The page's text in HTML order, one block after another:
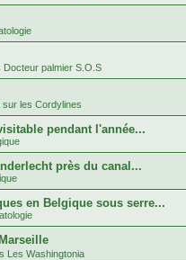
Docteur palmier S.O.S
sur les Cordylines
pendant l'année...
près du canal...
en Belgique sous serre...
Les Washingtonia